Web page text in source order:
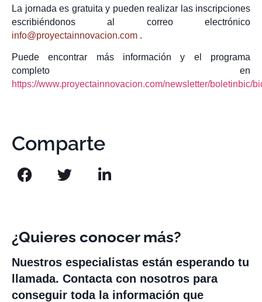
La jornada es gratuita y pueden realizar las inscripciones
escribiéndonos al correo electrónico
info@proyectainnovacion.com .
Puede encontrar más información y el programa
completo en
https://www.proyectainnovacion.com/newsletter/boletinbic/
Comparte
¿Quieres conocer más?
Nuestros especialistas están esperando tu
llamada. Contacta con nosotros para
conseguir toda la información que